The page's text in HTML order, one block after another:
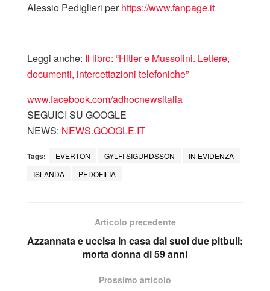
Alessio Pediglieri perhttps://www.fanpage.it
Leggi anche: Il libro: “Hitler e Mussolini. Lettere,
documenti, intercettazioni telefoniche”
www.facebook.com/adhocnewsitalia
SEGUICI SU GOOGLE
NEWS: NEWS.GOOGLE.IT
Tags: EVERTON GYLFI SIGURDSSON
IN EVIDENZA
ISLANDA
PEDOFILIA
Articolo precedente
Azzannata e uccisa in casa dai suoi due pitbull:
morta donna di 59 anni
Prossimo articolo